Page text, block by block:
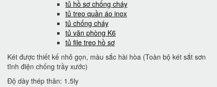
tủ hồ sơ chống cháy
tủ treo quần áo inox
tủ chống cháy
tủ văn phòng K6
tủ file treo hồ sơ
Két được thiết kế nhỏ gọn, màu sắc hài hòa (Toàn bộ két sắt sơn
tĩnh điện chống trầy xước)
Độ dày thép thân: 1.5ly